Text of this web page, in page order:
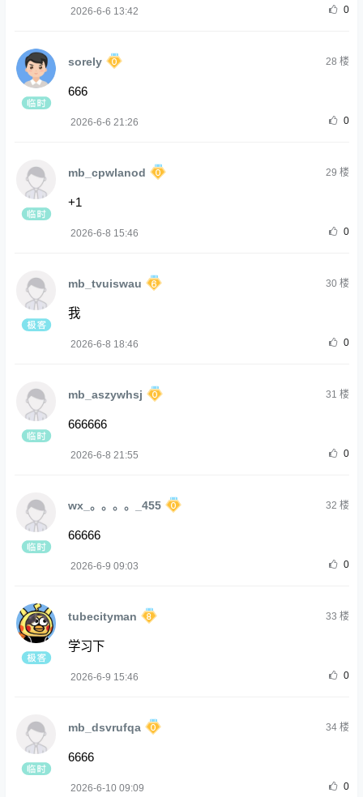
2026-6-6 13:42 0
sorely 28 楼
666
2026-6-6 21:26 0
mb_cpwlanod 29 楼
+1
2026-6-8 15:46 0
mb_tvuiswau 30楼
我
2026-6-8 18:46 0
mb_aszywhsj 31 楼
666666
2026-6-8 21:55 0
wx_。。。。_455 32 楼
66666
2026-6-9 09:03 0
tubecityman 33 楼
学习下
2026-6-9 15:46 0
mb_dsvrufqa 34楼
6666
2026-6-10 09:09 0